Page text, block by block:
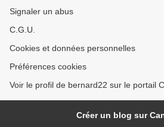
Signaler un abus
C.G.U.
Cookies et données personnelles
Préférences cookies
Voir le profil de bernard22 sur le portail
Créer un blog sur